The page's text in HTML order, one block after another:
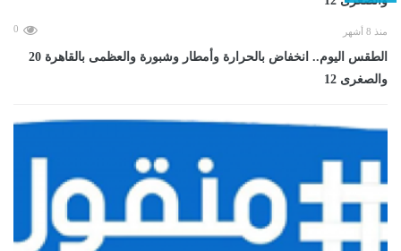
منذ 8 أشهر 0
الطقس اليوم.. انخفاض بالحرارة وأمطار وشبورة والعظمى بالقاهرة 20
والصغرى 12